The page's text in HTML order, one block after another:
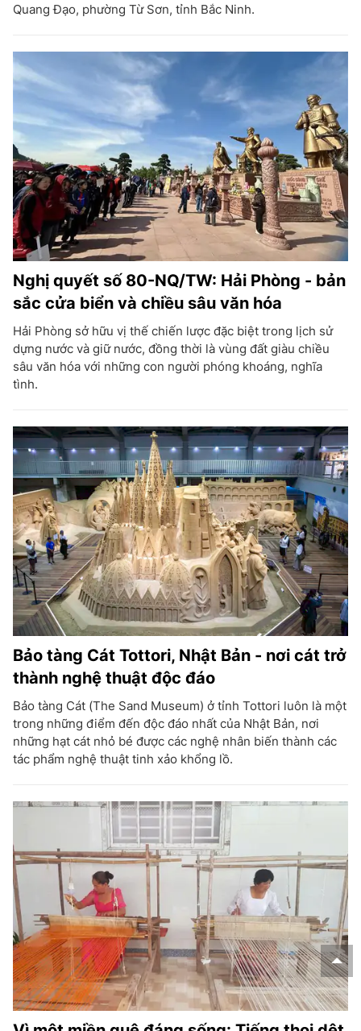
Quang Đạo, phường Từ Sơn, tỉnh Bắc Ninh.
Nghị quyết số 80-NQ/TW: Hải Phòng - bản
sắc cửa biển và chiều sâu văn hóa
Hải Phòng sở hữu vị thế chiến lược đặc biệt trong lịch sử
dựng nước và giữ nước, đồng thời là vùng đất giàu chiều
sâu văn hóa với những con người phóng khoáng, nghĩa
tình.
Bảo tàng Cát Tottori, Nhật Bản - nơi cát trở
thành nghệ thuật độc đáo
Bảo tàng Cát (The Sand Museum) ở tỉnh Tottori luôn là một
trong những điểm đến độc đáo nhất của Nhật Bản, nơi
những hạt cát nhỏ bé được các nghệ nhân biến thành các
tác phẩm nghệ thuật tinh xảo khổng lồ.